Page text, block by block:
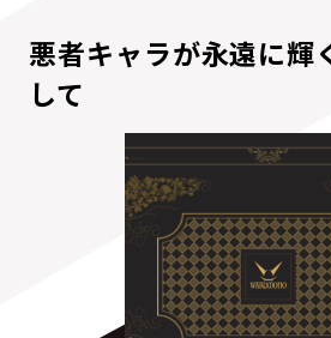
悪者キャラが永遠に輝
して